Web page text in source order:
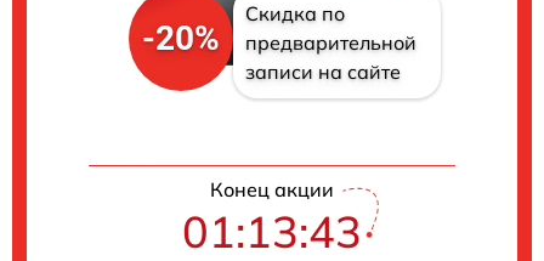
-20%
Скидка по
предварительной
записи на сайте
Конец акции
01:13:42